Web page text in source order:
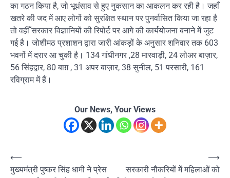
का गठन किया है, जो भूधंसाव से हुए नुकसान का आकलन कर रही है। जहाँ
खतरे की जद में आए लोगों को सुरक्षित स्थान पर पुनर्वासित किया जा रहा है
तो वहीँ सरकार विज्ञानियों की रिपोर्ट पर आगे की कार्ययोजना बनाने में जुट
गई है। जोशीमठ प्रशाशन द्वारा जारी आंकड़ों के अनुसार शनिवार तक 603
भवनों में दरार आ चुकी है। 134 गांधीनगर ,28 मारवाड़ी, 24 लोअर बाज़ार,
56 सिंहद्वार, 80 बाग़ , 31 अपर बाज़ार, 38 सुनील, 51 परसारी, 161
रविग्राम में हैं।
Our News, Your Views
Post
navigation
⟵
मुख्यमंत्री पुष्कर सिंह धामी ने प्रेस
सरकारी नौकरियों में महिलाओं को
⟶